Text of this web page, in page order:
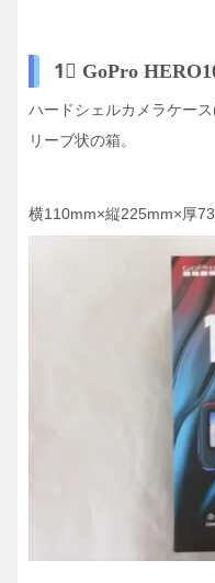
1⃣ GoPro
ハードシェルカメラケー
リーブ状の箱。
横110mm×縦225mm×厚